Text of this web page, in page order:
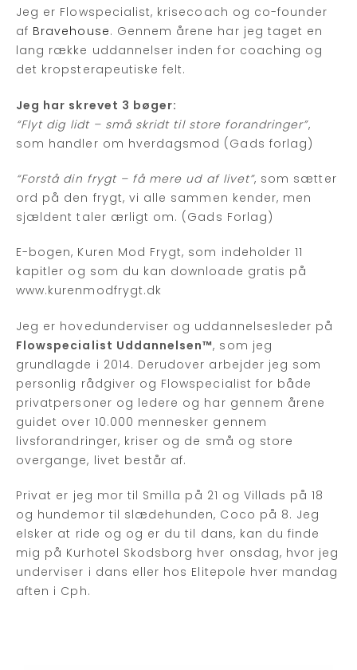
Jeg er Flowspecialist, krisecoach og co-founder
af Bravehouse. Gennem årene har jeg taget en
lang række uddannelser inden for coaching og
det kropsterapeutiske felt.
Jeg har skrevet 3 bøger:
“Flyt dig lidt – små skridt til store forandringer”,
som handler om hverdagsmod (Gads forlag)
“Forstå din frygt – få mere ud af livet”, som sætter
ord på den frygt, vi alle sammen kender, men
sjældent taler ærligt om. (Gads Forlag)
E-bogen, Kuren Mod Frygt, som indeholder 11
kapitler og som du kan downloade gratis på
www.kurenmodfrygt.dk
Jeg er hovedunderviser og uddannelsesleder på
Flowspecialist Uddannelsen™, som jeg
grundlagde i 2014. Derudover arbejder jeg som
personlig rådgiver og Flowspecialist for både
privatpersoner og ledere og har gennem årene
guidet over 10.000 mennesker gennem
livsforandringer, kriser og de små og store
overgange, livet består af.
Privat er jeg mor til Smilla på 21 og Villads på 18
og hundemor til slædehunden, Coco på 8. Jeg
elsker at ride og og er du til dans, kan du finde
mig på Kurhotel Skodsborg hver onsdag, hvor jeg
underviser i dans eller hos Elitepole hver mandag
aften i Cph.